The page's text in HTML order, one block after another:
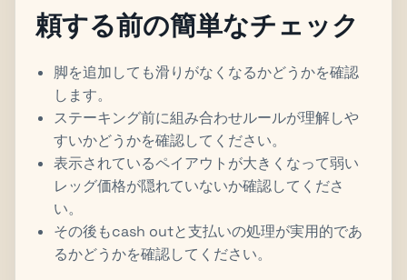
頼する前の簡単なチェック
脚を追加しても滑りがなくなるかどうかを確認
します。
ステーキング前に組み合わせルールが理解しや
すいかどうかを確認してください。
表示されているペイアウトが大きくなって弱い
レッグ価格が隠れていないか確認してくださ
い。
その後もcash outと支払いの処理が実用的であ
るかどうかを確認してください。